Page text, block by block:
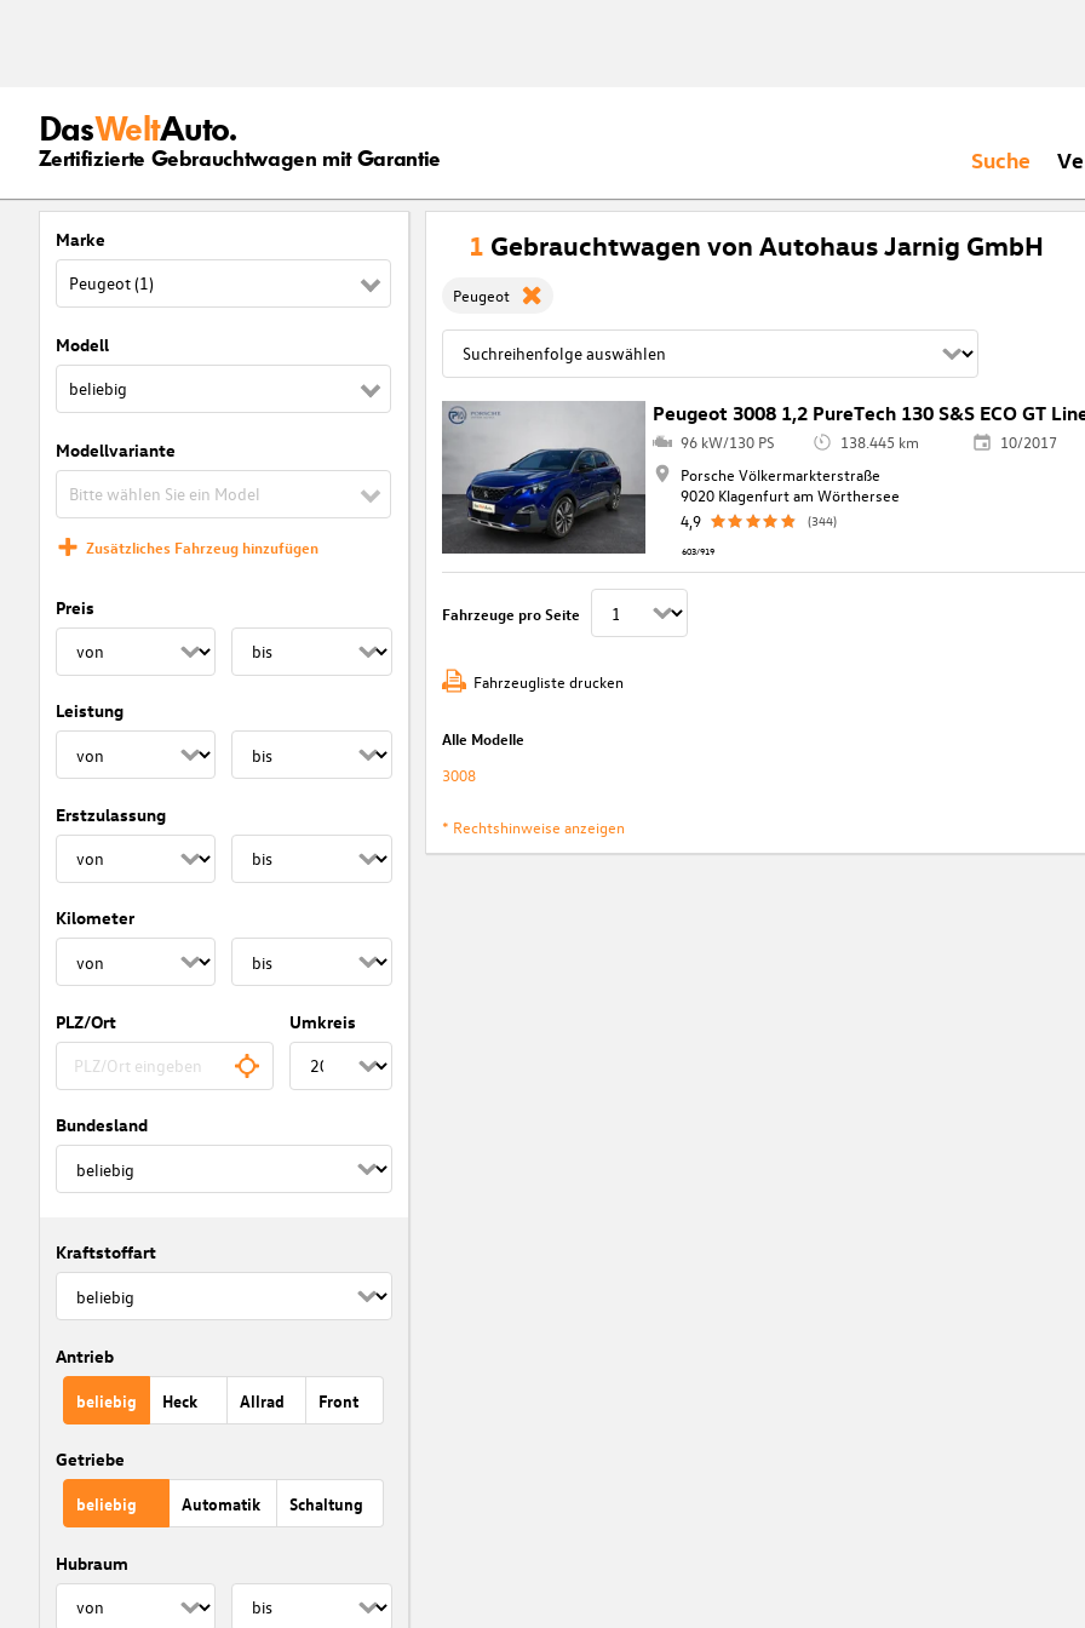
DasWeltAuto.
Zertifizierte Gebrauchtwagen mit Garantie Suche
Marke
Peugeot (1)
Modell
beliebig
Modellvariante
Bitte wählen Sie ein Model
Zusätzliches Fahrzeug hinzufügen
Preis
Leistung
Erstzulassung
Kilometer
PLZ/Ort Umkreis
Bundesland
Kraftstoffart
Antrieb
beliebig Heck Allrad Front
Getriebe
beliebig Automatik Schaltung
Hubraum
1 Gebrauchtwagen von Autohaus Jarnig GmbH
Peugeot
Peugeot 3008 1,2 PureTech 130 S&S ECO GT
96 kW/130 PS 138.445 km
10/2017
Porsche Völkermarkterstraße
9020 Klagenfurt am Wörthersee
4,9
(344)
603/919
Fahrzeuge pro Seite
Fahrzeugliste drucken
Alle Modelle
3008
* Rechtshinweise anzeigen